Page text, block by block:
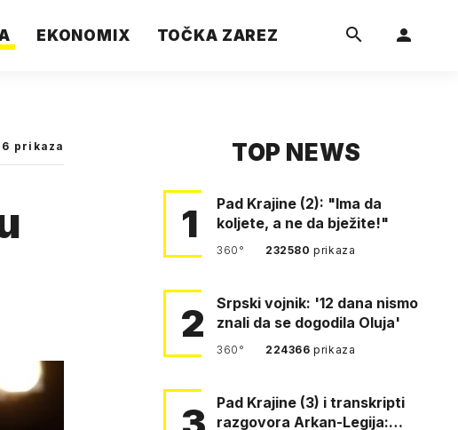
EKONOMIX TOČKA ZAREZ
prikaza TOP NEWS
1
Pad Krajine (2): "Ima da
koljete, a ne da bježite!"
360° 232580prikaza
2
Srpski vojnik: '12 dana nismo
znali da se dogodila Oluja'
360° 224366prikaza
Pad Krajine (3) i transkripti
razgovora Arkan-Legija: